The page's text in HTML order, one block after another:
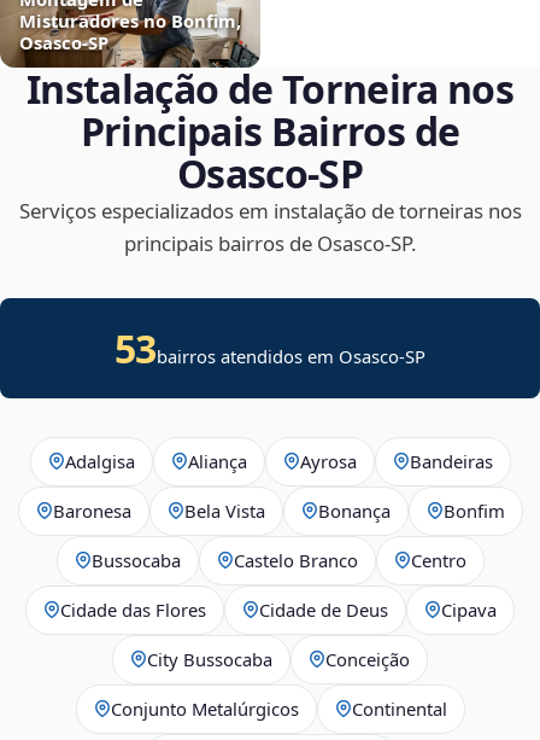
Misturadores no Bonfim,
Osasco‑SP
Instalação de Torneira nos
Principais Bairros de
Osasco‑SP
Serviços especializados em instalação de torneiras nos
principais bairros de Osasco‑SP.
53bairros atendidos em Osasco-SP
Adalgisa Aliança Ayrosa Bandeiras
Baronesa Bela Vista Bonança Bonfim
Bussocaba Castelo Branco Centro
Cidade das Flores Cidade de Deus Cipava
City Bussocaba Conceição
Conjunto Metalúrgicos Continental